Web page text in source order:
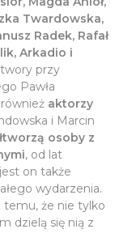
Twardowska,
Radek, Rafał
Arkadio i
przy
Pawła
aktorzy
i Marcin
osoby z
, od lat
on także
wydarzenia.
temu, że nie tylko
dzielą się nią z